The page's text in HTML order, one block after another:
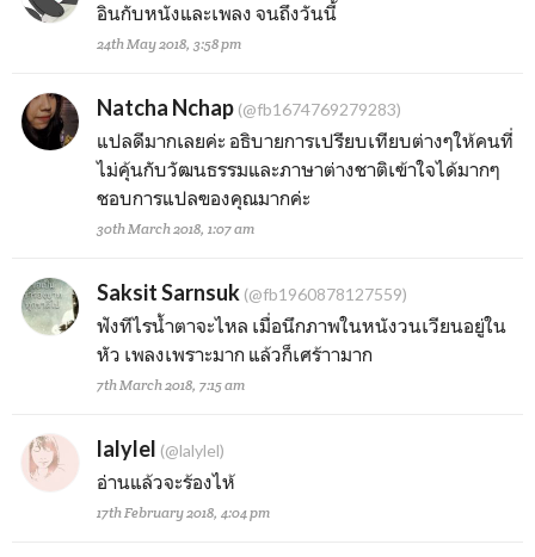
อินกับหนังและเพลง จนถึงวันนี้
24th May 2018, 3:58 pm
Natcha Nchap (@fb1674769279283)
แปลดีมากเลยค่ะ อธิบายการเปรียบเทียบต่างๆให้คนที่
ไม่คุ้นกับวัฒนธรรมและภาษาต่างชาติเฃ้าใจได้มากๆ
ชอบการแปลฃองคุณมากค่ะ
30th March 2018, 1:07 am
Saksit Sarnsuk (@fb1960878127559)
ฟังทีไรน้ำตาจะไหล เมื่อนึกภาพในหนังวนเวียนอยู่ใน
หัว เพลงเพราะมาก แล้วก็เศร้าามาก
7th March 2018, 7:15 am
lalylel (@lalylel)
อ่านแล้วจะร้องไห้
17th February 2018, 4:04 pm